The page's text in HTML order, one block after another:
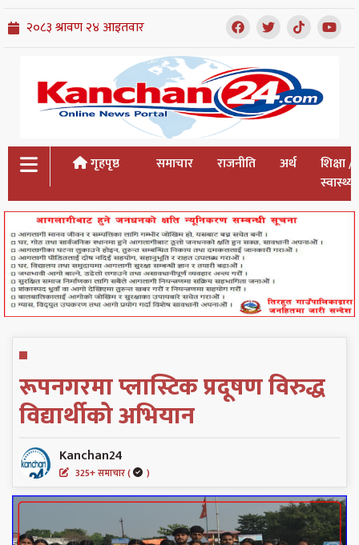
गृहपृष्ठ समाचार राजनीति अर्थ
शिक्षा /
स्वास्थ्य
रूपनगरमा प्लास्टिक प्रदूषण विरुद्ध
विद्यार्थीको अभियान
Kanchan24
325+ समाचार ( )